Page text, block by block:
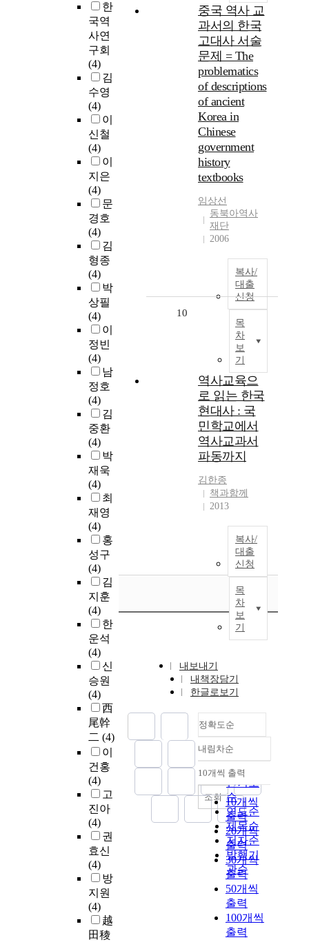
한
국역
사연
구회
(4)
김
수영
(4)
이
신철
(4)
이
지은
(4)
문
경호
(4)
김
형종
(4)
박
상필
(4)
이
정빈
(4)
남
정호
(4)
김
중환
(4)
박
재욱
(4)
최
재영
(4)
홍
성구
(4)
김
지훈
(4)
한
운석
(4)
신
승원
(4)
西
尾幹
二 (4)
이
건홍
(4)
고
진아
(4)
권
효신
(4)
방
지원
(4)
越
田稜
중국 역사 교
과서의 한국
고대사 서술
문제 = The
problematics
of descriptions
of ancient
Korea in
Chinese
government
history
textbooks
임상선
동북아역사
재단
2006
복사/
대출
신청
목
차
보
기
10
역사교육으
로 읽는 한국
현대사 : 국
민학교에서
역사교과서
파동까지
김한종
책과함께
2013
복사/
대출
신청
목
차
보
기
내보내기
내책장담기
한글로보기
정확도순
정확도
순
인기도
순
연도순
제목순
저자순
발행기
관순
내림차순
내림차순
10개씩 출력
10개씩
출력
20개씩
출력
30개씩
출력
50개씩
출력
100개씩
출력
조회